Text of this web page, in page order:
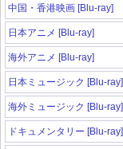
中国・香港映画 [Blu-ray]
日本アニメ [Blu-ray]
海外アニメ [Blu-ray]
日本ミュージック [Blu-ray]
海外ミュージック [Blu-ray]
ドキュメンタリー [Blu-ray]